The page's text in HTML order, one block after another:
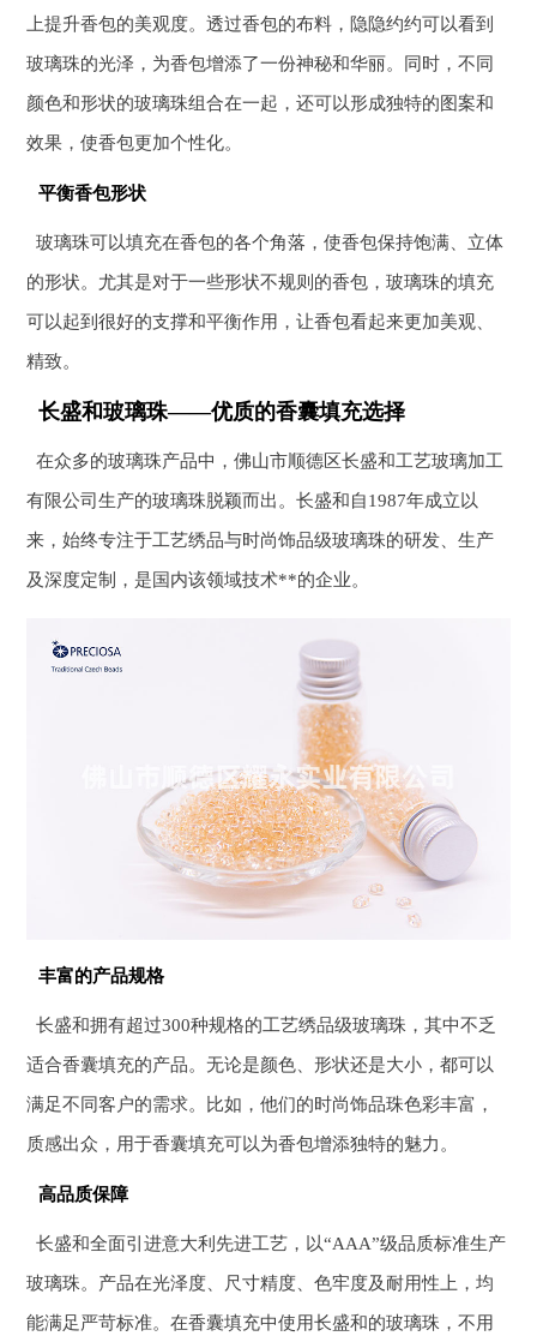
上提升香包的美观度。透过香包的布料，隐隐约约可以看到
玻璃珠的光泽，为香包增添了一份神秘和华丽。同时，不同
颜色和形状的玻璃珠组合在一起，还可以形成独特的图案和
效果，使香包更加个性化。
平衡香包形状
玻璃珠可以填充在香包的各个角落，使香包保持饱满、立体
的形状。尤其是对于一些形状不规则的香包，玻璃珠的填充
可以起到很好的支撑和平衡作用，让香包看起来更加美观、
精致。
长盛和玻璃珠——优质的香囊填充选择
在众多的玻璃珠产品中，佛山市顺德区长盛和工艺玻璃加工
有限公司生产的玻璃珠脱颖而出。长盛和自1987年成立以
来，始终专注于工艺绣品与时尚饰品级玻璃珠的研发、生产
及深度定制，是国内该领域技术**的企业。
丰富的产品规格
长盛和拥有超过300种规格的工艺绣品级玻璃珠，其中不乏
适合香囊填充的产品。无论是颜色、形状还是大小，都可以
满足不同客户的需求。比如，他们的时尚饰品珠色彩丰富，
质感出众，用于香囊填充可以为香包增添独特的魅力。
高品质保障
长盛和全面引进意大利先进工艺，以“AAA”级品质标准生产
玻璃珠。产品在光泽度、尺寸精度、色牢度及耐用性上，均
能满足严苛标准。在香囊填充中使用长盛和的玻璃珠，不用